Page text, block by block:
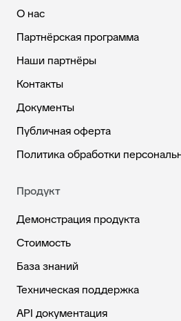
О нас
Партнёрская программа
Наши партнёры
Контакты
Документы
Публичная оферта
Политика обработки
Продукт
Демонстрация продукта
Стоимость
База знаний
Техническая поддержка
API документация